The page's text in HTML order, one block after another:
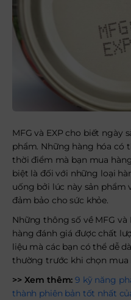
MFG và EXP cho biết ngày
phẩm. Những hàng hóa có
thời điểm mà bạn mua
biệt là đối với những loại
uống bởi lúc này sản phẩm
đảm bảo cho sức khỏe.
Những thông số về MFG và
hàng đánh giá được chất
liệu mà các bạn có thể dễ
thường trước khi chọn mua
>> Xem thêm: 9 kỹ năng
thành phiên bản tốt nhất